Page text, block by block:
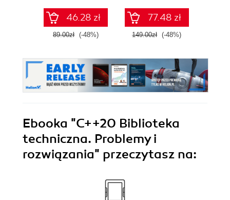
46.28 zł
89.00zł (-48%)
77.48 zł
149.00zł (-48%)
Ebooka "C++20 Biblioteka
techniczna. Problemy i
rozwiązania" przeczytasz na: